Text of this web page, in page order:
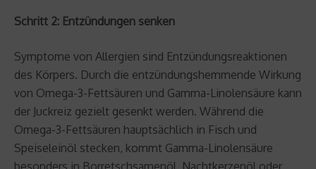
Schritt 2: Entzündungen senken
Symptome von Allergien sind Entzündungsreaktionen
des Körpers. Durch die entzündungshemmende Wirkung
von Omega-3-Fettsäuren und Gamma-Linolensäure kann
der Juckreiz gezielt gesenkt werden. Während die
Omega-3-Fettsäuren hauptsächlich in Fisch und
Speiseleinöl stecken, kommt Gamma-Linolensäure
besonders in Borretschsamenöl, Nachtkerzenöl oder